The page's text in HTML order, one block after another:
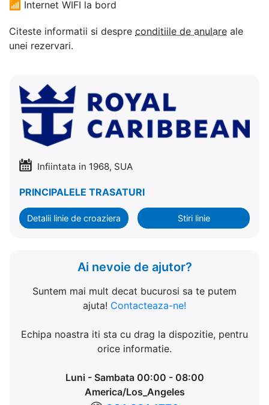
📶 Internet WIFI la bord
Citeste informatii si despre conditiile de anulare ale
unei rezervari.
Infiintata in 1968, SUA
PRINCIPALELE TRASATURI
Detalii linie de croaziera Stiri linie
Ai nevoie de ajutor?
Suntem mai mult decat bucurosi sa te putem
ajuta! Contacteaza-ne!
Echipa noastra iti sta cu drag la dispozitie, pentru
orice informatie.
Luni - Sambata 00:00 - 08:00
America/Los_Angeles